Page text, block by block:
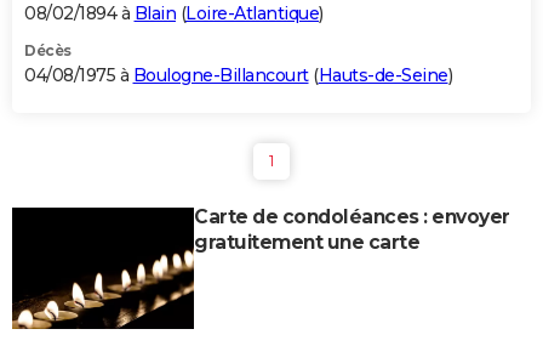
08/02/1894 à Blain (Loire-Atlantique)
Décès
04/08/1975 à Boulogne-Billancourt(Hauts-de-Seine)
1
Carte de condoléances : envoyer
gratuitement une carte